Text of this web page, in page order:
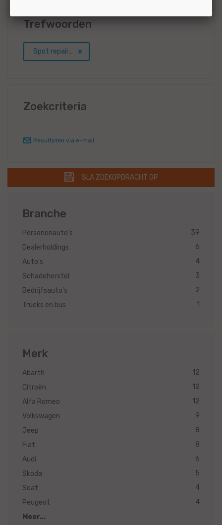
Trefwoorden
Spot repair...
Zoekcriteria
Resultaten via e-mail
SLA ZOEKOPDRACHT OP
Branche
Personenauto's
39
Dealerholdings
6
Auto's
4
Schadeherstel
3
Bedrijfsauto's
2
Trucks en bus
1
Merk
Abarth
12
Citroën
12
Alfa Romeo
12
Volkswagen
9
Jeep
8
Fiat
8
Audi
6
Skoda
5
Seat
4
Peugeot
4
Meer...